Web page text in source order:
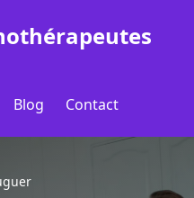
Blog Contact